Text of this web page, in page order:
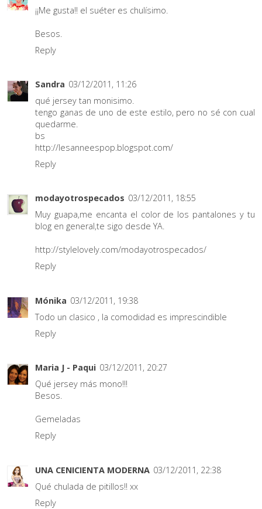
¡¡Me gusta!! el suéter es chulísimo.
Besos.
Reply
Sandra 03/12/2011, 11:26
qué jersey tan monisimo.
tengo ganas de uno de este estilo, pero no sé con cual
quedarme.
bs
http://lesanneespop.blogspot.com/
Reply
modayotrospecados 03/12/2011, 18:55
Muy guapa,me encanta el color de los pantalones y tu
blog en general,te sigo desde YA.
http://stylelovely.com/modayotrospecados/
Reply
Mónika 03/12/2011, 19:38
Todo un clasico , la comodidad es imprescindible
Reply
Maria J - Paqui 03/12/2011, 20:27
Qué jersey más mono!!!
Besos.
Gemeladas
Reply
UNA CENICIENTA MODERNA 03/12/2011, 22:38
Qué chulada de pitillos!! xx
Reply